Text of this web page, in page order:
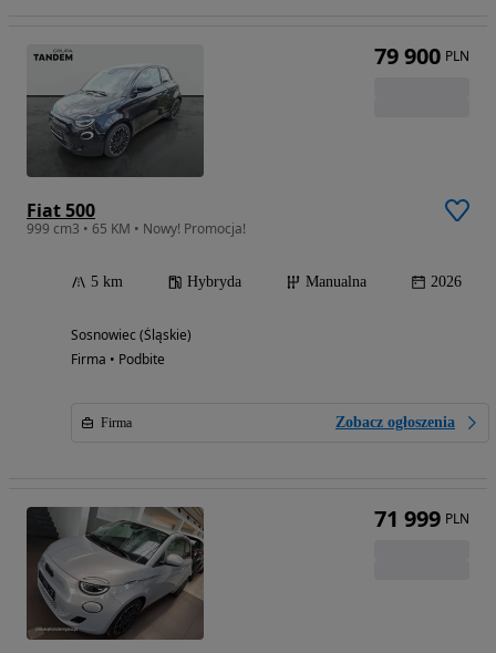
Fiat 500
999 cm3 • 65 KM • Nowy! Promocja!
5 km Hybryda Manualna 2026
Sosnowiec (Śląskie)
Firma • Podbite
Firma Zobacz ogłoszenia
79 900 PLN
71 999 PLN